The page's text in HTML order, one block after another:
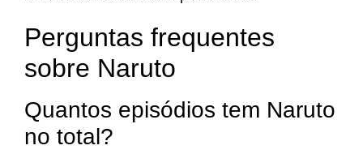
Perguntas frequentes
sobre Naruto
Quantos episódios tem Naruto
no total?